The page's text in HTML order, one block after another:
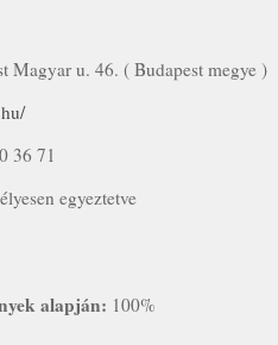
Magyar u. 46. ( Budapest megye )
36 71
egyeztetve
alapján: 100%